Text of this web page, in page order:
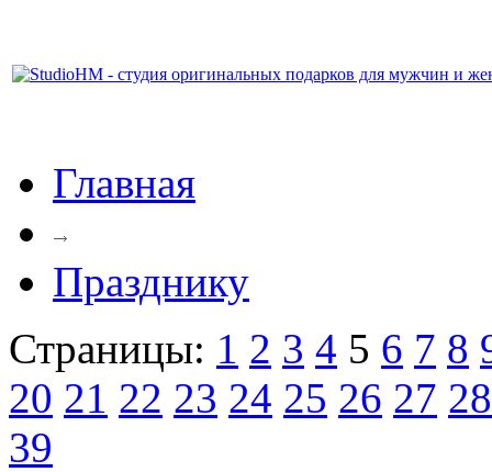
Главная
Празднику
Страницы: 1 2 3 4 5 6 7 8
20 21 22 23 24 25 26 27 28
39